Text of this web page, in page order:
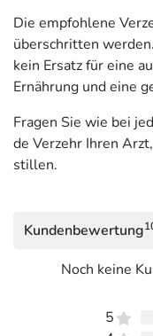
Die empfohlene
überschritten
kein Ersatz für eine
Ernährung und eine
Fragen Sie wie bei
de Verzehr Ihren
stillen.
Kundenbewertung
Noch keine
5